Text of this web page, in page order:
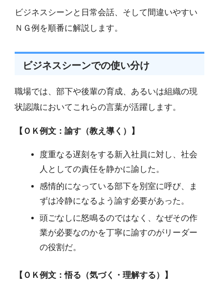
ビジネスシーンと日常会話、そして間違いやすい
ＮＧ例を順番に解説します。
ビジネスシーンでの使い分け
職場では、部下や後輩の育成、あるいは組織の現
状認識においてこれらの言葉が活躍します。
【ＯＫ例文：諭す（教え導く）】
度重なる遅刻をする新入社員に対し、社会
人としての責任を静かに諭した。
感情的になっている部下を別室に呼び、ま
ずは冷静になるよう諭す必要があった。
頭ごなしに怒鳴るのではなく、なぜその作
業が必要なのかを丁寧に諭すのがリーダー
の役割だ。
【ＯＫ例文：悟る（気づく・理解する）】